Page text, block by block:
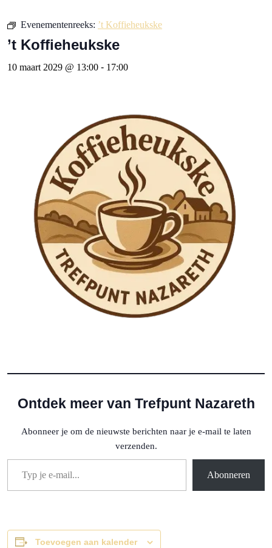
Evenementenreeks: ’t Koffieheukske
’t Koffieheukske
10 maart 2029 @ 13:00 - 17:00
Ontdek meer van Trefpunt Nazareth
Abonneer je om de nieuwste berichten naar je e-mail te laten
verzenden.
Typ je e-mail...
Abonneren
Toevoegen aan kalender